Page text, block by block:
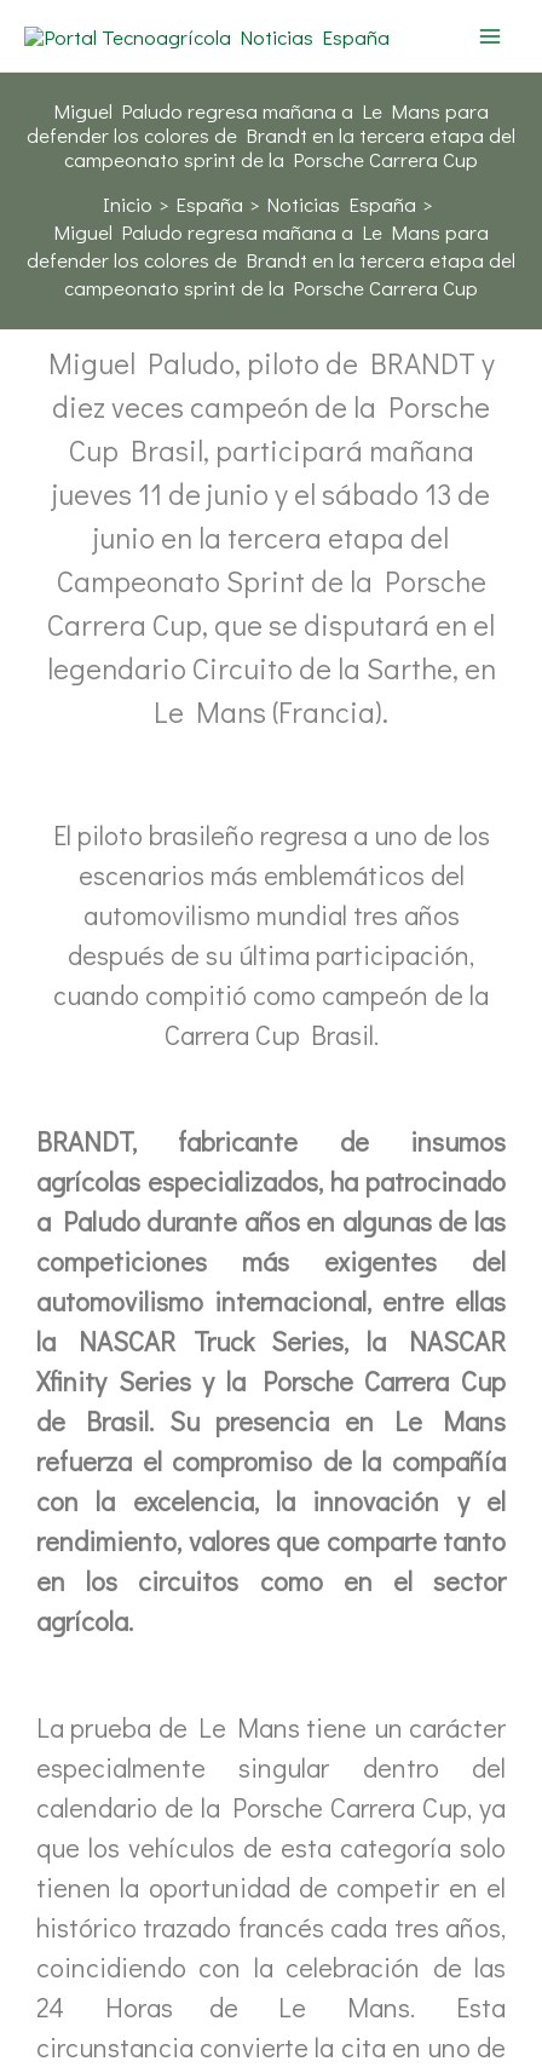
contenido
Miguel Paludo regresa mañana a Le Mans para
defender los colores de Brandt en la tercera etapa del
campeonato sprint de la Porsche Carrera Cup
Inicio
España
Noticias España
Miguel Paludo regresa mañana a Le Mans para
defender los colores de Brandt en la tercera etapa del
campeonato sprint de la Porsche Carrera Cup
Miguel Paludo, piloto de BRANDT y
diez veces campeón de la Porsche
Cup Brasil, participará mañana
jueves 11 de junio y el sábado 13 de
junio en la tercera etapa del
Campeonato Sprint de la Porsche
Carrera Cup, que se disputará en el
legendario Circuito de la Sarthe, en
Le Mans (Francia).
El piloto brasileño regresa a uno de los
escenarios más emblemáticos del
automovilismo mundial tres años
después de su última participación,
cuando compitió como campeón de la
Carrera Cup Brasil.
BRANDT, fabricante de insumos
agrícolas especializados, ha patrocinado
a Paludo durante años en algunas de las
competiciones más exigentes del
automovilismo internacional, entre ellas
la NASCAR Truck Series, la NASCAR
Xfinity Series y la Porsche Carrera Cup
de Brasil. Su presencia en Le Mans
refuerza el compromiso de la compañía
con la excelencia, la innovación y el
rendimiento, valores que comparte tanto
en los circuitos como en el sector
agrícola.
La prueba de Le Mans tiene un carácter
especialmente singular dentro del
calendario de la Porsche Carrera Cup, ya
que los vehículos de esta categoría solo
tienen la oportunidad de competir en el
histórico trazado francés cada tres años,
coincidiendo con la celebración de las
24 Horas de Le Mans. Esta
circunstancia convierte la cita en uno de